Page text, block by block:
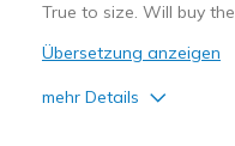
Sizing
True to size. Will buy
Übersetzung anzeigen
mehr Details